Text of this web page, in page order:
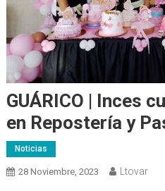
GUÁRICO | Inces
en Repostería y
Noticias
28 Noviembre, 2023 Ltovar